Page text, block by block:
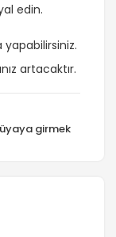
edin.
yapabilirsiniz.
artacaktır.
girmek